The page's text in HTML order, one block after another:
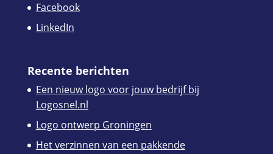
Facebook
LinkedIn
Recente berichten
Een nieuw logo voor jouw bedrijf bij
Logosnel.nl
Logo ontwerp Groningen
Het verzinnen van een pakkende